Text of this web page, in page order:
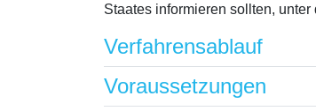
Staates informieren sollten,
Verfahrensablauf
Voraussetzungen